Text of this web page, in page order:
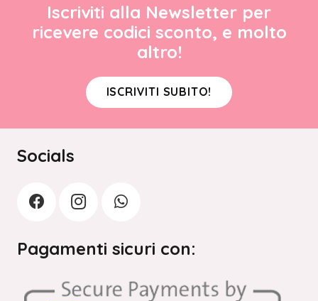
Iscriviti alla Newsletter per
ricevere codici sconto, e molto
altro!
ISCRIVITI SUBITO!
Socials
Pagamenti sicuri con: